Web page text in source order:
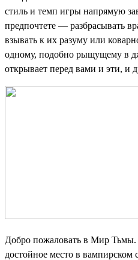
стиль и темп игры напрямую
предпочтете — разбрасывать
взывать к их разуму или
одному, подобно рыщущему в
открывает перед вами и эти, и
Добро пожаловать в Мир Тьмы.
достойное место в вампирском